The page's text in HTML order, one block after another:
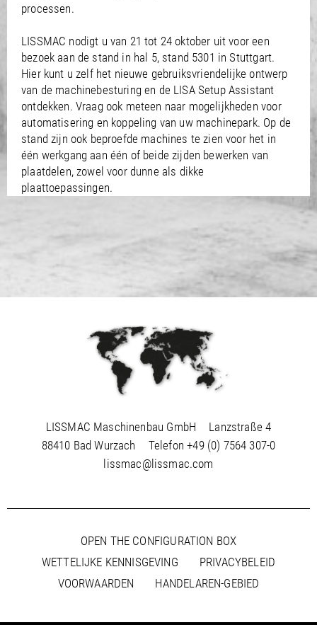
processen.
LISSMAC nodigt u van 21 tot 24 oktober uit voor een
bezoek aan de stand in hal 5, stand 5301 in Stuttgart.
Hier kunt u zelf het nieuwe gebruiksvriendelijke ontwerp
van de machinebesturing en de LISA Setup Assistant
ontdekken. Vraag ook meteen naar mogelijkheden voor
automatisering en koppeling van uw machinepark. Op de
stand zijn ook beproefde machines te zien voor het in
één werkgang aan één of beide zijden bewerken van
plaatdelen, zowel voor dunne als dikke
plaattoepassingen.
LISSMAC Maschinenbau GmbH
Lanzstraße 4
88410 Bad Wurzach
Telefon+49 (0) 7564 307-0
lissmac@lissmac.com
OPEN THE CONFIGURATION BOX
WETTELIJKE KENNISGEVING
PRIVACYBELEID
VOORWAARDEN
HANDELAREN-GEBIED